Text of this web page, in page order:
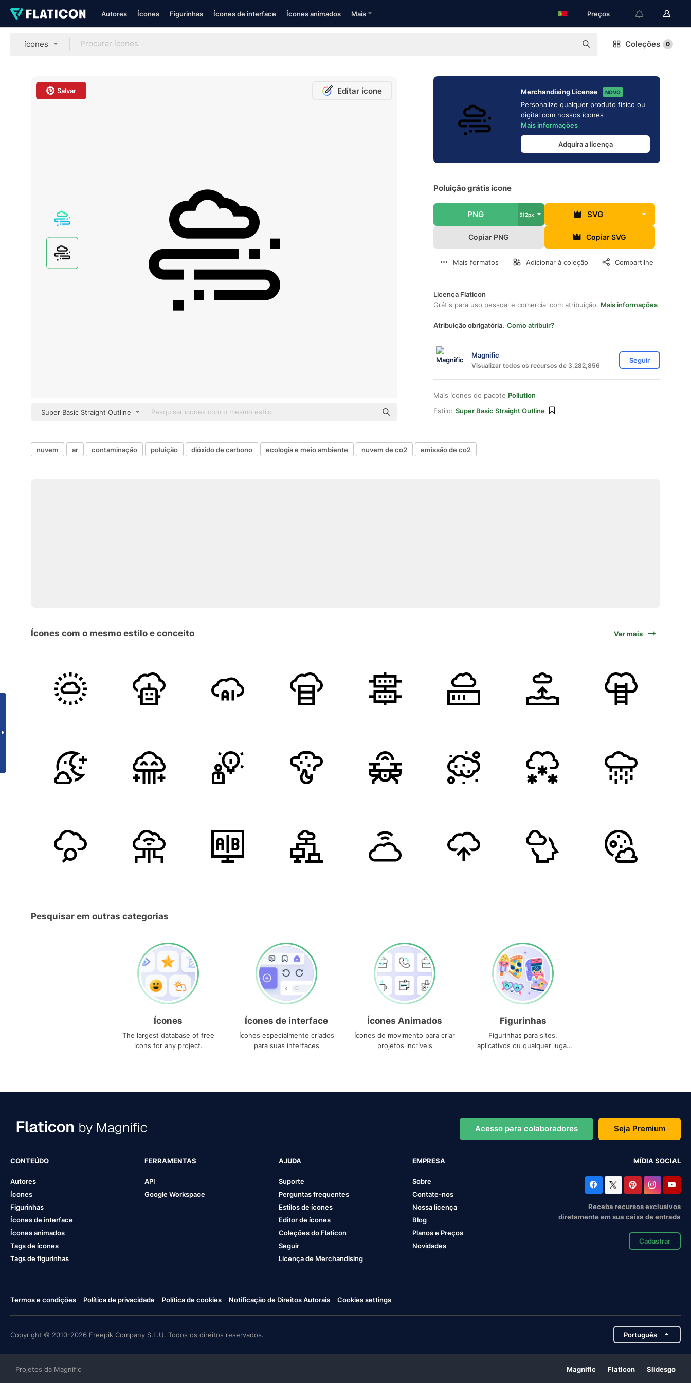
Autores Ícones Figurinhas Ícones de interface Ícones animados Mais Preços
ícones Coleções 0
Salvar Editar ícone
Super Basic Straight Outline
Merchandising License NOVO
Personalize qualquer produto físico ou
digital com nossos ícones
Mais informações
Adquira a licença
Poluição grátis ícone
PNG 512px SVG
Copiar PNG Copiar SVG
Mais formatos Adicionar à coleção Compartilhe
Licença Flaticon
Grátis para uso pessoal e comercial com atribuição. Mais informações
Atribuição obrigatória. Como atribuir?
Magnific
Visualizar todos os recursos de 3,282,856
Seguir
Mais ícones do pacote Pollution
Estilo: Super Basic Straight Outline
nuvem ar contaminação poluição dióxido de carbono ecologia e meio ambiente nuvem de co2 emissão de co2
Ícones com o mesmo estilo e conceito Ver mais
Pesquisar em outras categorias
Ícones
The largest database of free
icons for any project.
Ícones de interface
Ícones especialmente criados
para suas interfaces
Ícones Animados
Ícones de movimento para criar
projetos incríveis
Figurinhas
Figurinhas para sites,
aplicativos ou qualquer lugar
Acesso para colaboradores Seja Premium
CONTEÚDO
Autores
Ícones
Figurinhas
Ícones de interface
Ícones animados
Tags de ícones
Tags de figurinhas
FERRAMENTAS
API
Google Workspace
AJUDA
Suporte
Perguntas frequentes
Estilos de ícones
Editor de ícones
Coleções do Flaticon
Seguir
Licença de Merchandising
EMPRESA
Sobre
Contate-nos
Nossa licença
Blog
Planos e Preços
Novidades
MÍDIA SOCIAL
Receba recursos exclusivos
diretamente em sua caixa de entrada
Cadastrar
Termos e condições Política de privacidade Política de cookies Notificação de Direitos Autorais Cookies settings
Copyright © 2010-2026 Freepik Company S.L.U. Todos os direitos reservados. Português
Projetos da Magnific Magnific Flaticon Slidesgo